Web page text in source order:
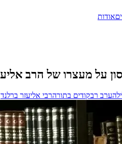
אודות
ערב רבקודים בתורהרבי אליעזר ברלנד